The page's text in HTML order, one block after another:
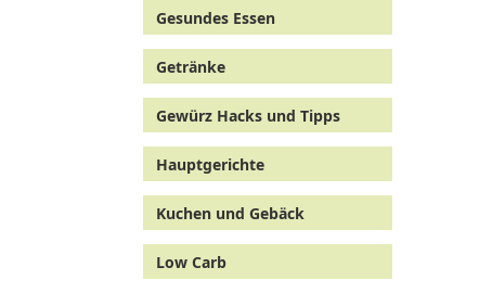
Gesundes Essen
Getränke
Gewürz Hacks und Tipps
Hauptgerichte
Kuchen und Gebäck
Low Carb